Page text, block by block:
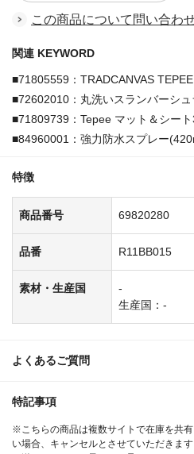
この商品について問い合わ
関連 KEYWORD
■71805559：TRADCANVAS
■72602010：丸洗いスランバーシ
■71809739：Tepee マット＆シー
■84960001：強力防水スプレー
特徴
商品番号 69820280
品番 R11BB015
素材・生産国
-
生産国：-
よくあるご質問
特記事項
※こちらの商品は複数サイトで在庫を共
い場合、キャンセルとさせていただきま